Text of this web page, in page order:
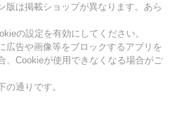
版は掲載ショップが異なります。あら
の設定を有効にしてください。
広告や画像等をブロックするアプリを
、Cookieが使用できなくなる場合がご
の通りです。